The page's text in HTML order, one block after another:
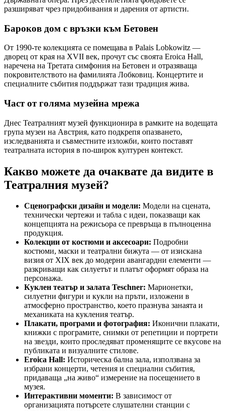
разширяват чрез придобивания и дарения от артисти.
Бароков дом с връзки към Бетовен
От 1990-те колекцията се помещава в Palais Lobkowitz —
дворец от края на XVII век, прочут със своята Eroica Hall,
наречена на Третата симфония на Бетовен и отразяваща
покровителството на фамилията Лобковиц. Концертите и
специалните събития поддържат тази традиция жива.
Част от голяма музейна мрежа
Днес Театралният музей функционира в рамките на водещата
група музеи на Австрия, като подкрепя опазването,
изследванията и съвместните изложби, които поставят
театралната история в по-широк културен контекст.
Какво можете да очаквате да видите в
Театралния музей?
Сценографски дизайн и модели: Модели на сцената,
технически чертежи и табла с идеи, показващи как
концепцията на режисьора се превръща в пълноценна
продукция.
Колекции от костюми и аксесоари: Подробни
костюми, маски и театрални бижута — от изискана
визия от XIX век до модерни авангардни елементи —
разкриващи как силуетът и платът оформят образа на
персонажа.
Куклен театър и залата Teschner: Марионетки,
силуетни фигури и кукли на пръти, изложени в
атмосферно пространство, което празнува занаята и
механиката на кукления театър.
Плакати, програми и фотография: Иконични плакати,
книжки с програмите, снимки от репетиции и портрети
на звезди, които проследяват променящите се вкусове на
публиката и визуалните стилове.
Eroica Hall: Историческа бална зала, използвана за
избрани концерти, четения и специални събития,
придаваща „на живо“ измерение на посещението в
музея.
Интерактивни моменти: В зависимост от
организацията потърсете слушателни станции с